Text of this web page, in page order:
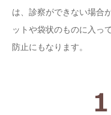
は、診察ができない場合
ットや袋状のものに入っ
防止にもなります。